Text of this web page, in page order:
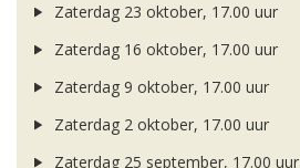
Zaterdag 23 oktober, 17.00 uur
Zaterdag 16 oktober, 17.00 uur
Zaterdag 9 oktober, 17.00 uur
Zaterdag 2 oktober, 17.00 uur
Zaterdag 25 september, 17.00 uur